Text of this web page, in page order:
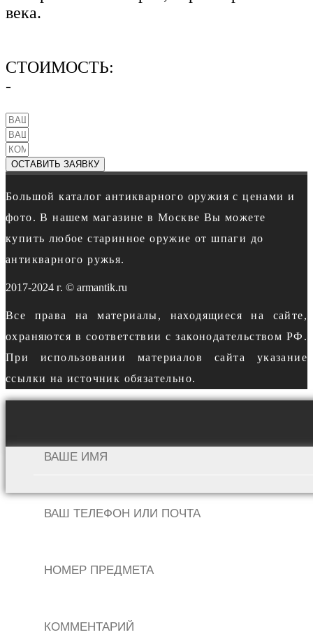
века.
СТОИМОСТЬ:
-
ОСТАВИТЬ ЗАЯВКУ
Большой каталог антикварного оружия с ценами и
фото. В нашем магазине в Москве Вы можете
купить любое старинное оружие от шпаги до
антикварного ружья.
2017-2024 г. © armantik.ru
Все права на материалы, находящиеся на сайте,
охраняются в соответствии с законодательством РФ.
При использовании материалов сайта указание
ссылки на источник обязательно.